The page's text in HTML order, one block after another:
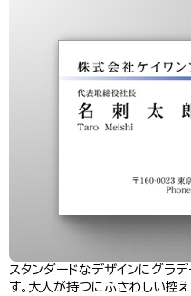
スタンダードなデザインにグラデ
す。大人が持つにふさわしい控